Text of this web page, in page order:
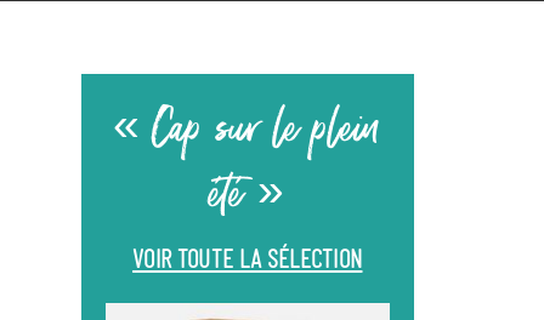
« Cap sur le plein
été »
VOIR TOUTE LA SÉLECTION